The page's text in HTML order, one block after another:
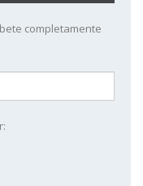
completamente